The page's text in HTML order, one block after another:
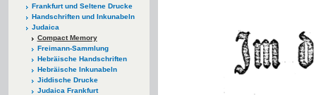
Frankfurt und Seltene Drucke
Handschriften und Inkunabeln
Judaica
Compact Memory
Freimann-Sammlung
Hebräische Handschriften
Hebräische Inkunabeln
Jiddische Drucke
Judaica Frankfurt